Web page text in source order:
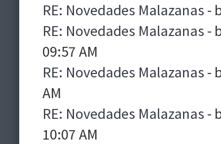
RE: Novedades Malazanas -
RE: Novedades Malazanas -
09:57 AM
RE: Novedades Malazanas -
AM
RE: Novedades Malazanas -
10:07 AM